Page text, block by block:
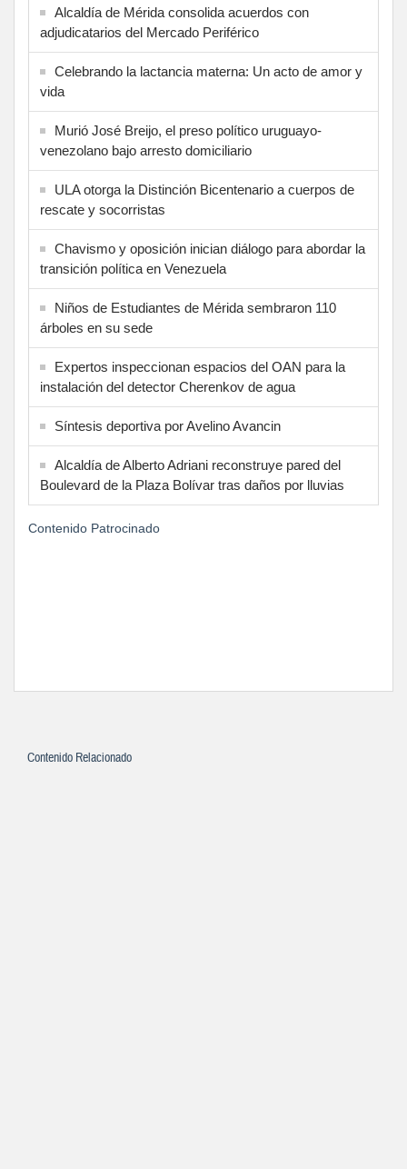
Alcaldía de Mérida consolida acuerdos con
adjudicatarios del Mercado Periférico
Celebrando la lactancia materna: Un acto de amor y
vida
Murió José Breijo, el preso político uruguayo-
venezolano bajo arresto domiciliario
ULA otorga la Distinción Bicentenario a cuerpos de
rescate y socorristas
Chavismo y oposición inician diálogo para abordar la
transición política en Venezuela
Niños de Estudiantes de Mérida sembraron 110
árboles en su sede
Expertos inspeccionan espacios del OAN para la
instalación del detector Cherenkov de agua
Síntesis deportiva por Avelino Avancin
Alcaldía de Alberto Adriani reconstruye pared del
Boulevard de la Plaza Bolívar tras daños por lluvias
Contenido Patrocinado
Contenido Relacionado